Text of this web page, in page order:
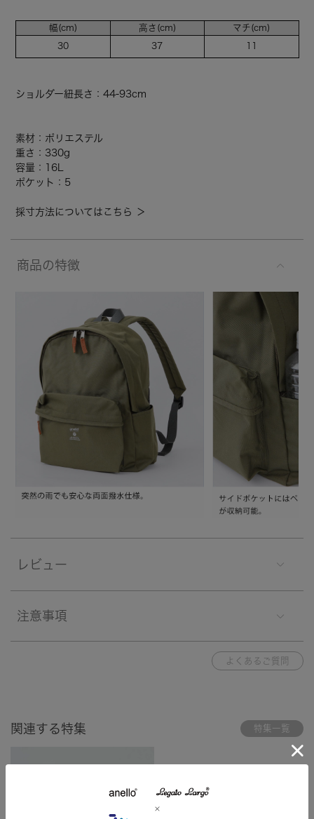
幅(cm)
30
高さ(cm)
37
マチ(cm)
ショルダー紐長さ：44-93cm
素材：ポリエステル
重さ：330g
容量：16L
ポケット：5
採寸方法についてはこちら ＞
商品の特徴
レビュー
注意事項
よくあるご質問
関連する特集 特集一覧